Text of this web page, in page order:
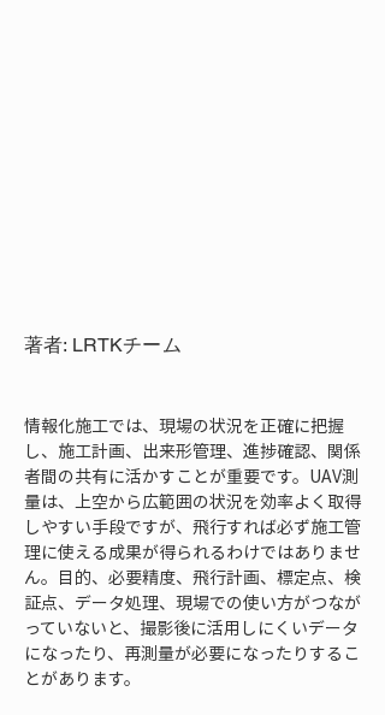
著者: LRTKチーム
情報化施工では、現場の状況を正確に把握
し、施工計画、出来形管理、進捗確認、関係
者間の共有に活かすことが重要です。UAV測
量は、上空から広範囲の状況を効率よく取得
しやすい手段ですが、飛行すれば必ず施工管
理に使える成果が得られるわけではありませ
ん。目的、必要精度、飛行計画、標定点、検
証点、データ処理、現場での使い方がつなが
っていないと、撮影後に活用しにくいデータ
になったり、再測量が必要になったりするこ
とがあります。